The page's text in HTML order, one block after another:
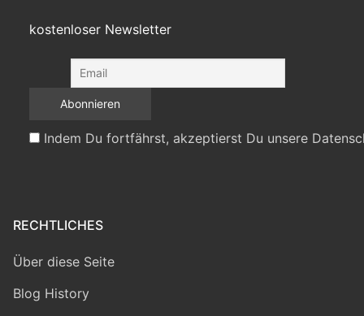
kostenloser Newsletter
Indem Du fortfährst, akzeptierst Du unsere
RECHTLICHES
Über diese Seite
Blog History